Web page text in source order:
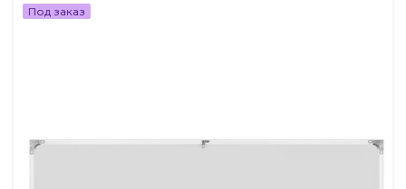
Под заказ